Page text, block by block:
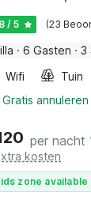
/ 5 (23
· 6 Gasten · 3
Wifi
Tuin
Gratis
per nacht
kosten
zone available